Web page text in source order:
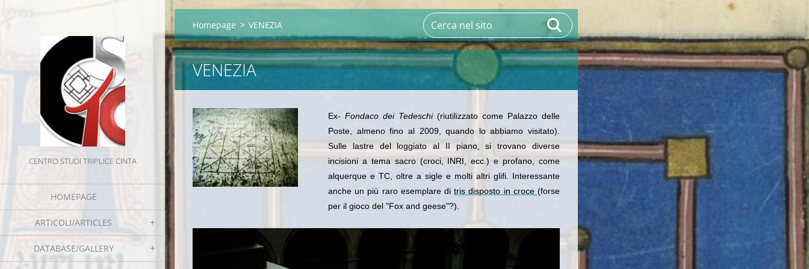
CENTRO STUDI TRIPLICE CINTA
HOMEPAGE
ARTICOLI/ARTICLES
DATABASE/GALLERY
Homepage > VENEZIA
VENEZIA
Ex- Fondaco dei Tedeschi (riutilizzato come Palazzo delle
Poste, almeno fino al 2009, quando lo abbiamo visitato).
Sulle lastre del loggiato al II piano, si trovano diverse
incisioni a tema sacro (croci, INRI, ecc.) e profano, come
alquerque e TC, oltre a sigle e molti altri glifi. Interessante
anche un più raro esemplare ditris disposto in croce(forse
per il gioco del "Fox and geese"?).